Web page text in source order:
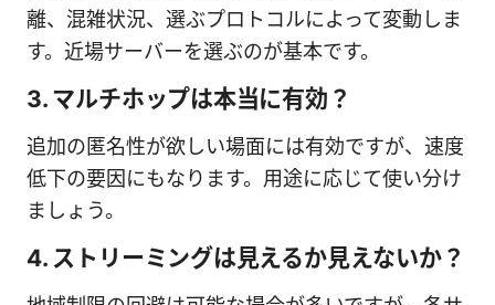
離、混雑状況、選ぶプロトコルによって変動しま
す。近場サーバーを選ぶのが基本です。
3. マルチホップは本当に有効？
追加の匿名性が欲しい場面には有効ですが、速度
低下の要因にもなります。用途に応じて使い分け
ましょう。
4. ストリーミングは見えるか見えないか？